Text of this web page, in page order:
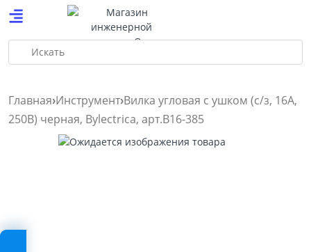
Искать
Главная Инструмент Вилка угловая с ушком (с/з, 16А,
250В) черная, Bylectrica, арт.В16-385